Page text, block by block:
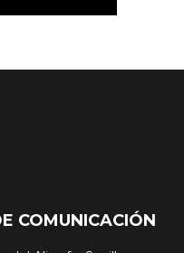
COMUNICACIÓN